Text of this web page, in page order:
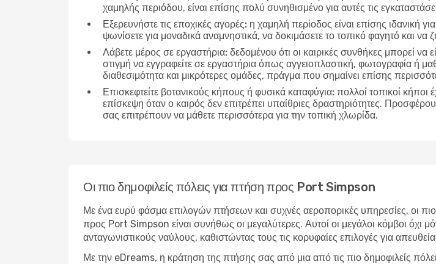
χαμηλής περιόδου, είναι επίσης πολύ συνηθισμένο για αυτές τις
Εξερευνήστε τις εποχικές αγορές: η χαμηλή περίοδος είναι επίσης ιδανική
ψωνίσετε για μοναδικά αναμνηστικά, να δοκιμάσετε το τοπικό φαγητό και
Λάβετε μέρος σε εργαστήρια: δεδομένου ότι οι καιρικές συνθήκες μπορεί να
στιγμή να εγγραφείτε σε εργαστήρια όπως αγγειοπλαστική, φωτογραφία ή
διαθεσιμότητα και μικρότερες ομάδες, πράγμα που σημαίνει επίσης
Επισκεφτείτε βοτανικούς κήπους ή φυσικά καταφύγια: πολλοί τοπικοί κήποι
επίσκεψη όταν ο καιρός δεν επιτρέπει υπαίθριες δραστηριότητες.
σας επιτρέπουν να μάθετε περισσότερα για την τοπική χλωρίδα.
Οι πιο δημοφιλείς πόλεις για πτήση προς Port Simpson
Με ένα ευρύ φάσμα επιλογών πτήσεων και συχνές αεροπορικές υπηρεσίες, οι
προς Port Simpson είναι συνήθως οι μεγαλύτερες. Αυτοί οι μεγάλοι κόμβοι όχι
ανταγωνιστικούς ναύλους, καθιστώντας τους τις κορυφαίες επιλογές για
Με την eDreams, η κράτηση της πτήσης σας από μια από τις πιο δημοφιλείς